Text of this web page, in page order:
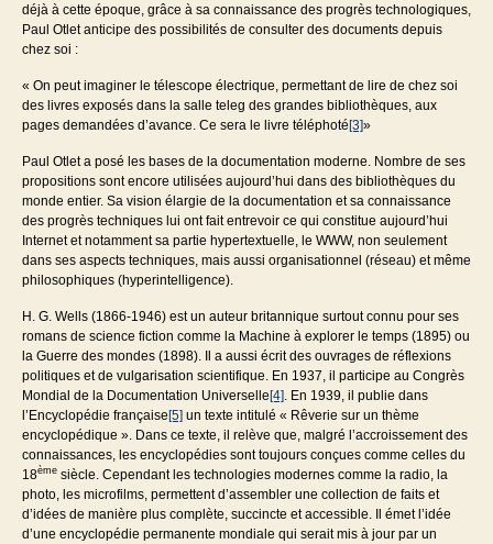
déjà à cette époque, grâce à sa connaissance des progrès technologiques,
Paul Otlet anticipe des possibilités de consulter des documents depuis
chez soi :
« On peut imaginer le télescope électrique, permettant de lire de chez soi
des livres exposés dans la salle teleg des grandes bibliothèques, aux
pages demandées d’avance. Ce sera le livre téléphoté[3]»
Paul Otlet a posé les bases de la documentation moderne. Nombre de ses
propositions sont encore utilisées aujourd’hui dans des bibliothèques du
monde entier. Sa vision élargie de la documentation et sa connaissance
des progrès techniques lui ont fait entrevoir ce qui constitue aujourd’hui
Internet et notamment sa partie hypertextuelle, le WWW, non seulement
dans ses aspects techniques, mais aussi organisationnel (réseau) et même
philosophiques (hyperintelligence).
H. G. Wells (1866-1946) est un auteur britannique surtout connu pour ses
romans de science fiction comme la Machine à explorer le temps (1895) ou
la Guerre des mondes (1898). Il a aussi écrit des ouvrages de réflexions
politiques et de vulgarisation scientifique. En 1937, il participe au Congrès
Mondial de la Documentation Universelle[4] . En 1939, il publie dans
l’Encyclopédie française[5] un texte intitulé « Rêverie sur un thème
encyclopédique ». Dans ce texte, il relève que, malgré l’accroissement des
connaissances, les encyclopédies sont toujours conçues comme celles du
18ème siècle. Cependant les technologies modernes comme la radio, la
photo, les microfilms, permettent d’assembler une collection de faits et
d’idées de manière plus complète, succincte et accessible. Il émet l’idée
d’une encyclopédie permanente mondiale qui serait mis à jour par un